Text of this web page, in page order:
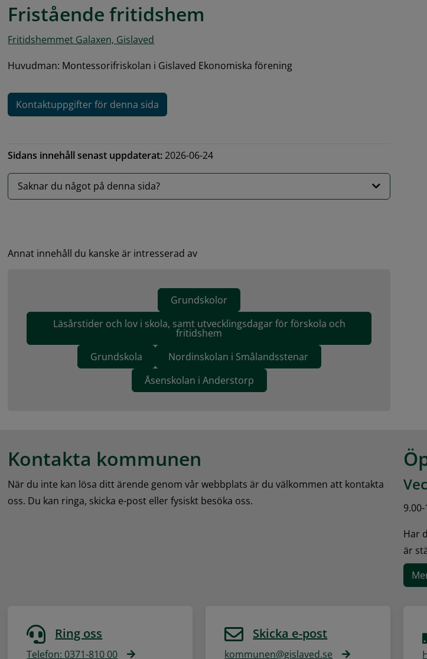
Fristående fritidshem
Fritidshemmet Galaxen, Gislaved
Huvudman: Montessorifriskolan i Gislaved Ekonomiska förening
Kontaktuppgifter för denna sida
Sidans innehåll senast uppdaterat: 2026-06-24
Saknar du något på denna sida?
Annat innehåll du kanske är intresserad av
Grundskolor
Läsårstider och lov i skola, samt utvecklingsdagar för förskola och
fritidshem
Grundskola
Nordinskolan i Smålandsstenar
Åsenskolan i Anderstorp
Kontakta kommunen
När du inte kan lösa ditt ärende genom vår webbplats är du välkommen att kontakta
oss. Du kan ringa, skicka e-post eller fysiskt besöka oss.
Har
är
Ring oss
Telefon: 0371-810 00
Skicka e-post
kommunen@gislaved.se